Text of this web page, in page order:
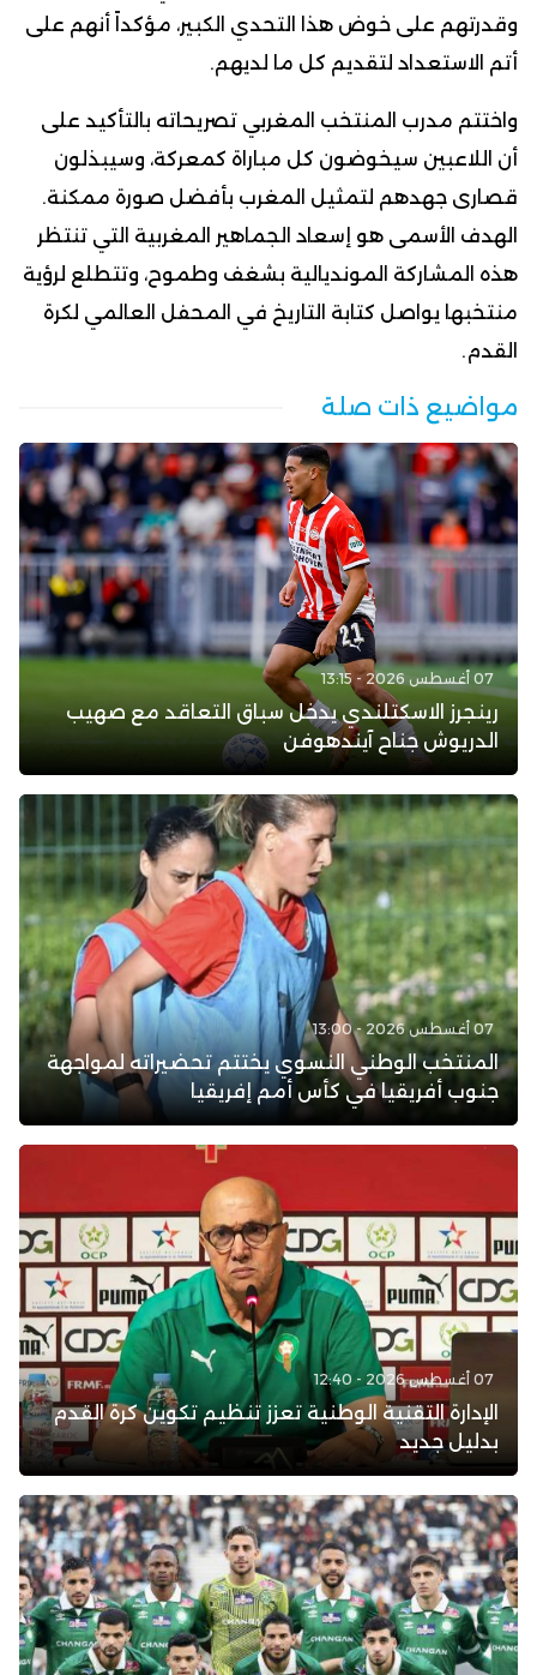
وقدرتهم على خوض هذا التحدي الكبير، مؤكداً أنهم على
أتم الاستعداد لتقديم كل ما لديهم.
واختتم مدرب المنتخب المغربي تصريحاته بالتأكيد على
أن اللاعبين سيخوضون كل مباراة كمعركة، وسيبذلون
قصارى جهدهم لتمثيل المغرب بأفضل صورة ممكنة.
الهدف الأسمى هو إسعاد الجماهير المغربية التي تنتظر
هذه المشاركة المونديالية بشغف وطموح، وتتطلع لرؤية
منتخبها يواصل كتابة التاريخ في المحفل العالمي لكرة
القدم.
مواضيع ذات صلة
07 أغسطس 2026 - 13:15
رينجرز الاسكتلندي يدخل سباق التعاقد مع صهيب
الدريوش جناح آيندهوفن
07 أغسطس 2026 - 13:00
المنتخب الوطني النسوي يختتم تحضيراته لمواجهة
جنوب أفريقيا في كأس أمم إفريقيا
07 أغسطس 2026 - 12:40
الإدارة التقنية الوطنية تعزز تنظيم تكوين كرة القدم
بدليل جديد